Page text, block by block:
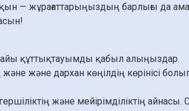
— жұрағаттарыңыздың барлығы да
құттықтауымды қабыл алыңыздар.
және және дархан көңілдің көрінісі
және мейірімділіктің